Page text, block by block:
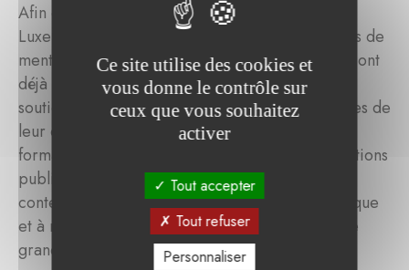
Afin de renforcer son soutien aux danseurs au
Luxembourg, TROIS C-L gère deux programmes de
mentorat dédiés aux jeunes talents et à ceux qui ont
déjà commencé leur carrière. Ces programmes
soutiennent les chorégraphes à différentes étapes de
leur carrière au Luxembourg par le biais de
formations, d'aides financières et de représentations
publiques. Ils visent à promouvoir la danse
contemporaine, à encourager la création artistique
et à mettre en relation les jeunes artistes avec le
grand public.
Ce site utilise des cookies et
vous donne le contrôle sur
ceux que vous souhaitez
activer
Tout accepter
Tout refuser
Personnaliser